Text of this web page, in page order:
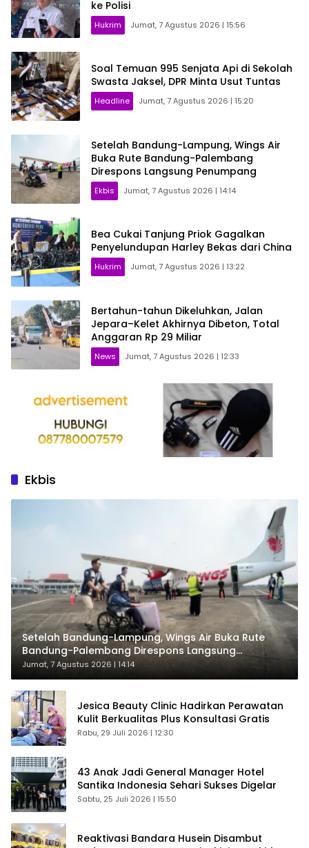
ke Polisi
Hukrim Jumat, 7 Agustus 2026 | 15:56
Soal Temuan 995 Senjata Api di Sekolah
Swasta Jaksel, DPR Minta Usut Tuntas
Headline Jumat, 7 Agustus 2026 | 15:20
Setelah Bandung-Lampung, Wings Air
Buka Rute Bandung-Palembang
Direspons Langsung Penumpang
Ekbis Jumat, 7 Agustus 2026 | 14:14
Bea Cukai Tanjung Priok Gagalkan
Penyelundupan Harley Bekas dari China
Hukrim Jumat, 7 Agustus 2026 | 13:22
Bertahun-tahun Dikeluhkan, Jalan
Jepara–Kelet Akhirnya Dibeton, Total
Anggaran Rp 29 Miliar
News Jumat, 7 Agustus 2026 | 12:33
Ekbis
Setelah Bandung-Lampung, Wings Air Buka Rute
Bandung-Palembang Direspons Langsung
Penumpang
Jumat, 7 Agustus 2026 | 14:14
Jesica Beauty Clinic Hadirkan Perawatan
Kulit Berkualitas Plus Konsultasi Gratis
Rabu, 29 Juli 2026 | 12:30
43 Anak Jadi General Manager Hotel
Santika Indonesia Sehari Sukses Digelar
Sabtu, 25 Juli 2026 | 15:50
Reaktivasi Bandara Husein Disambut